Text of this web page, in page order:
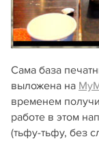
Сама база
выложена на
временем
работе в этом
(тьфу-тьфу, без